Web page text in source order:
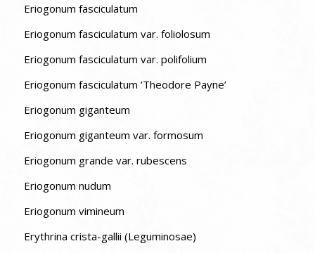
Eriogonum fasciculatum
Eriogonum fasciculatum var. foliolosum
Eriogonum fasciculatum var. polifolium
Eriogonum fasciculatum ‘Theodore Payne’
Eriogonum giganteum
Eriogonum giganteum var. formosum
Eriogonum grande var. rubescens
Eriogonum nudum
Eriogonum vimineum
Erythrina crista-gallii (Leguminosae)